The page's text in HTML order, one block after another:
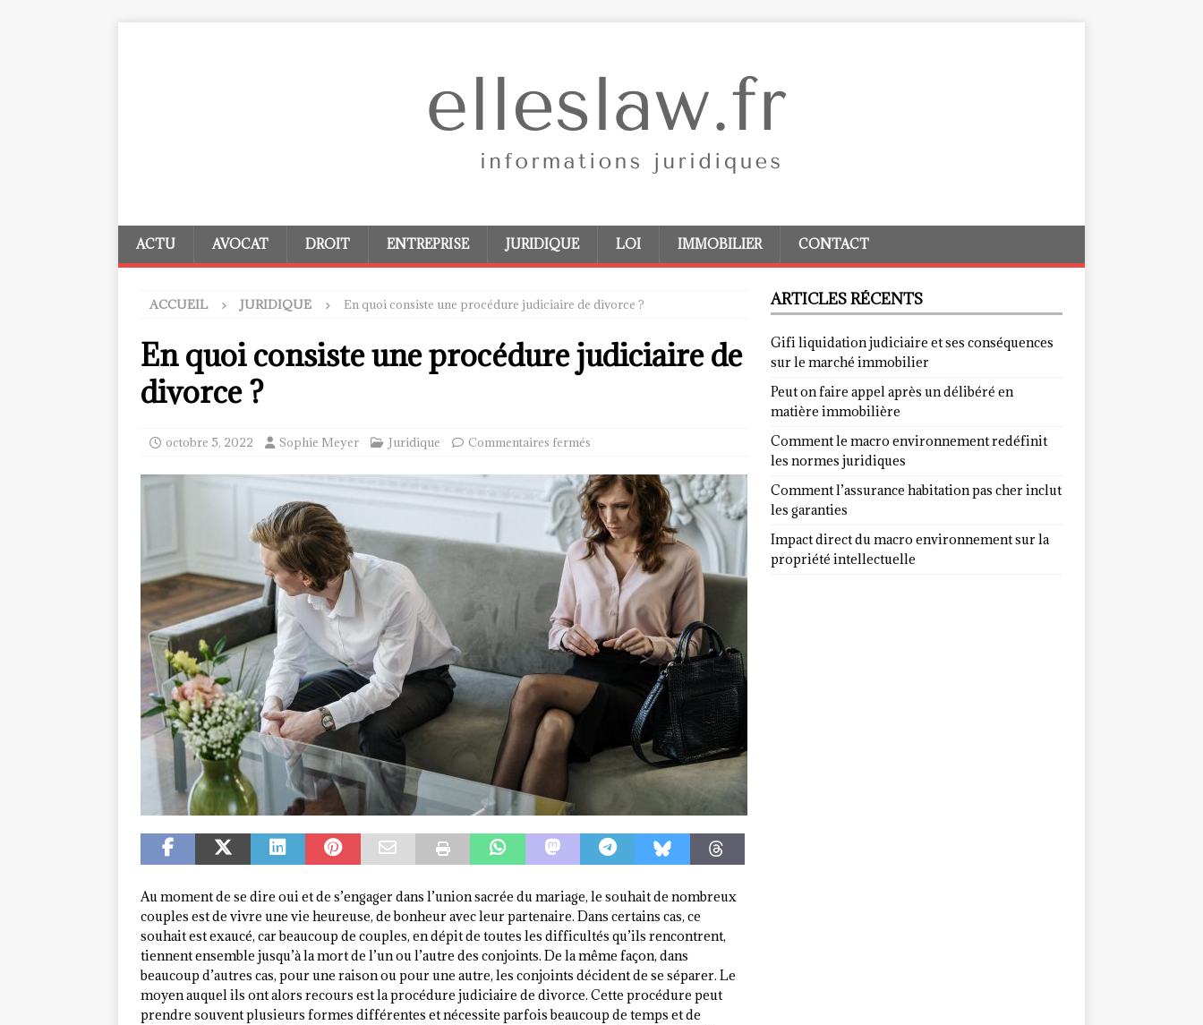
ACTU AVOCAT DROIT ENTREPRISE JURIDIQUE LOI IMMOBILIER CONTACT
ACCUEIL JURIDIQUE En quoi consiste une procédure judiciaire de divorce ?
En quoi consiste une procédure judiciaire de
divorce ?
octobre 5, 2022 Sophie Meyer Juridique Commentaires fermés
Au moment de se dire oui et de s’engager dans l’union sacrée du mariage, le souhait de nombreux
couples est de vivre une vie heureuse, de bonheur avec leur partenaire. Dans certains cas, ce
souhait est exaucé, car beaucoup de couples, en dépit de toutes les difficultés qu’ils rencontrent,
tiennent ensemble jusqu’à la mort de l’un ou l’autre des conjoints. De la même façon, dans
beaucoup d’autres cas, pour une raison ou pour une autre, les conjoints décident de se séparer. Le
moyen auquel ils ont alors recours est la procédure judiciaire de divorce. Cette procédure peut
prendre souvent plusieurs formes différentes et nécessite parfois beaucoup de temps et de
ARTICLES RÉCENTS
Gifi liquidation judiciaire et ses conséquences
sur le marché immobilier
Peut on faire appel après un délibéré en
matière immobilière
Comment le macro environnement redéfinit
les normes juridiques
Comment l’assurance habitation pas cher inclut
les garanties
Impact direct du macro environnement sur la
propriété intellectuelle